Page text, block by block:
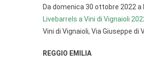
Da domenica 30 ottobre 2022
Livebarrels a Vini di Vignaioli
Vini di Vignaioli, Via Giuseppe di
REGGIO EMILIA